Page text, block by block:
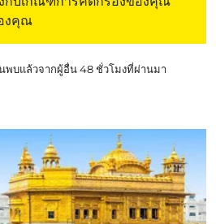
งคุณ
พบแล้วจากผู้อื่น 48 ชั่วโมงที่ผ่านมา